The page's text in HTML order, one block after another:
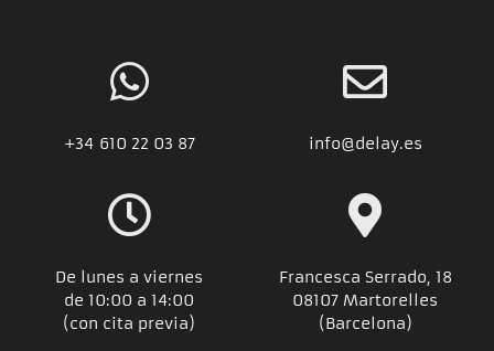
+34 610 22 03 87 info@delay.es
De lunes a viernes
de 10:00 a 14:00
(con cita previa)
Francesca Serrado, 18
08107 Martorelles
(Barcelona)